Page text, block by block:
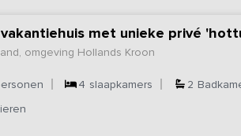
met unieke privé
omgeving Hollands Kroon
4 slaapkamers 2